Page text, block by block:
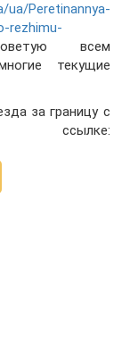
ua/Peretinannya-
rezhimu-
всем
текущие
за границу с